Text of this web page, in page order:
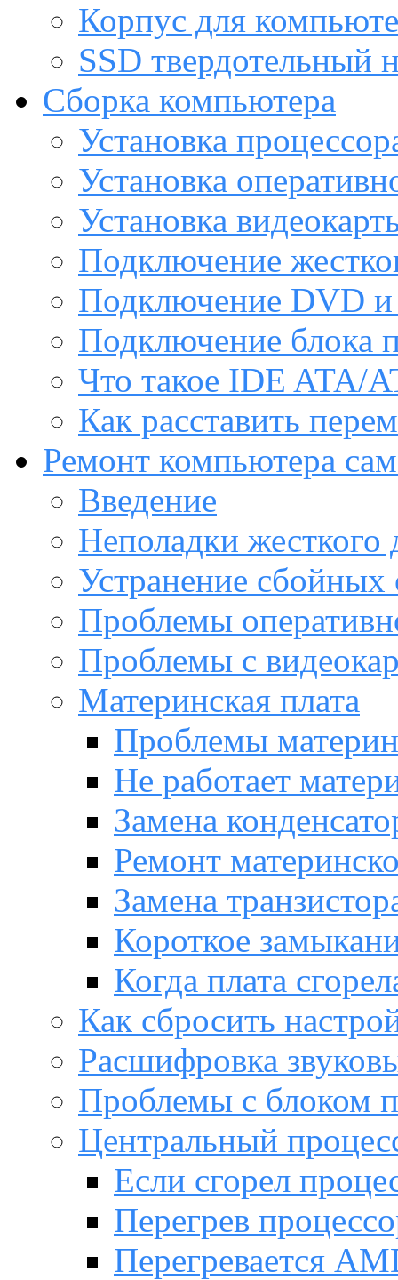
Корпус для
SSD твердотельный
Сборка компьютера
Установка
Установка
Установка
Подключение
Подключение DVD и
Подключение блока
Что такое IDE ATA/
Как расставить
Ремонт компьютера
Введение
Неполадки жесткого
Устранение сбойных
Проблемы
Проблемы с
Материнская плата
Проблемы
Не работает
Замена
Ремонт
Замена
Короткое
Когда плата
Как сбросить
Расшифровка
Проблемы с блоком
Центральный
Если сгорел
Перегрев
Перегревается